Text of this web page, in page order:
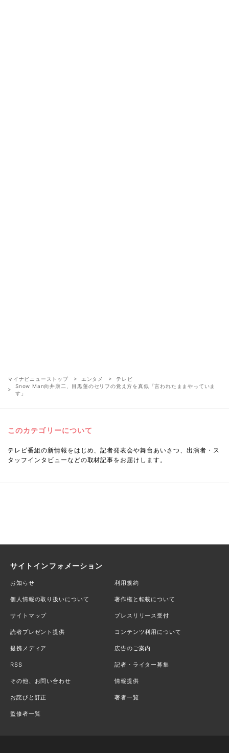
マイナビニューストップ エンタメ
テレビ
Snow Man向井康二、目黒蓮のセリフの覚え方を真似「言われたままやっていま
す」
このカテゴリーについて
テレビ番組の新情報をはじめ、記者発表会や舞台あいさつ、出演者・ス
タッフインタビューなどの取材記事をお届けします。
サイトインフォメーション
お知らせ 利用規約
個人情報の取り扱いについて 著作権と転載について
サイトマップ プレスリリース受付
読者プレゼント提供 コンテンツ利用について
提携メディア 広告のご案内
RSS 記者・ライター募集
その他、お問い合わせ 情報提供
お詫びと訂正 著者一覧
監修者一覧